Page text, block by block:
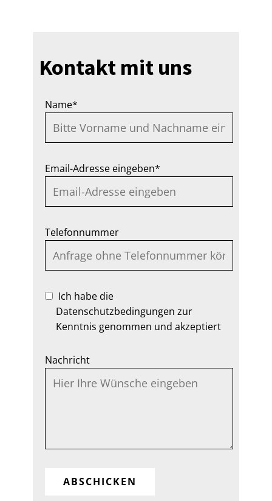
Kontakt mit uns
Name*
Email-Adresse eingeben*
Telefonnummer
Ich habe die
Datenschutzbedingungen zur
Kenntnis genommen und akzeptiert
Nachricht
ABSCHICKEN